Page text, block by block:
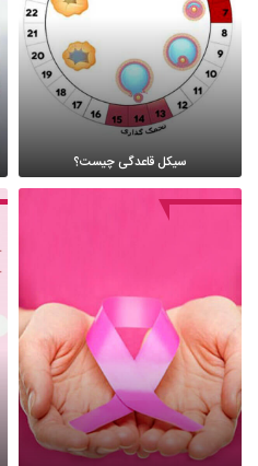
سیکل قاعدگی چیست؟